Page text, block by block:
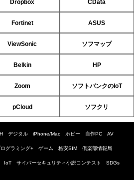
Dropbox CData
Fortinet ASUS
ViewSonic ソフマップ
Belkin HP
Zoom ソフトバンクのIoT
pCloud ソフクリ
デジタル iPhone/Mac ホビー 自作PC AV
ログラミング+ ゲーム 格安SIM 倶楽部情報局
IoT サイバーセキュリティ小説コンテスト SDGs